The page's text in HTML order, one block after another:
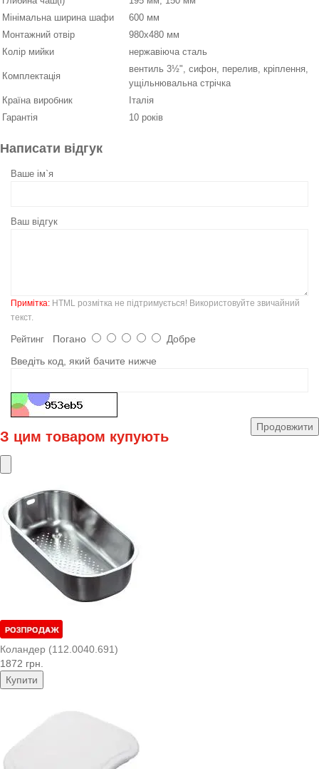
Мінімальна ширина шафи
600 мм
Монтажний отвір
980х480 мм
Колір мийки
нержавіюча сталь
Комплектація
вентиль 3½", сифон, перелив, кріплення,
ущільнювальна стрічка
Країна виробник
Італія
Гарантія
10 років
Написати відгук
Ваше ім`я
Ваш відгук
Примітка: HTML розмітка не підтримується! Використовуйте звичайний
текст.
Рейтинг Погано
Добре
Введіть код, який бачите нижче
Продовжити
З цим товаром купують
Коландер (112.0040.691)
1872 грн.
Купити